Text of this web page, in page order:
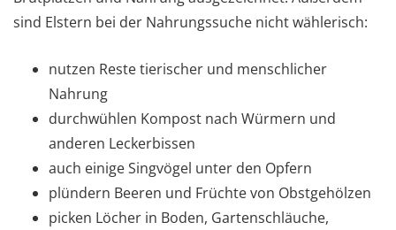
sind Elstern bei der Nahrungssuche nicht wählerisch:
nutzen Reste tierischer und menschlicher
Nahrung
durchwühlen Kompost nach Würmern und
anderen Leckerbissen
auch einige Singvögel unter den Opfern
plündern Beeren und Früchte von Obstgehölzen
picken Löcher in Boden, Gartenschläuche,